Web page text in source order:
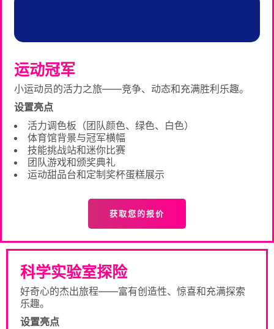
运动冠军
小运动员的活力之旅——竞争、动态和充满胜利乐趣。
设置亮点
活力调色板（团队颜色、绿色、白色）
体育馆背景与冠军横幅
技能挑战站和迷你比赛
团队游戏和颁奖典礼
运动甜品台和定制奖杯蛋糕展示
获取您的报价
科学实验室探险
好奇心的杰出旅程——富有创造性、惊喜和充满探索
乐趣。
设置亮点